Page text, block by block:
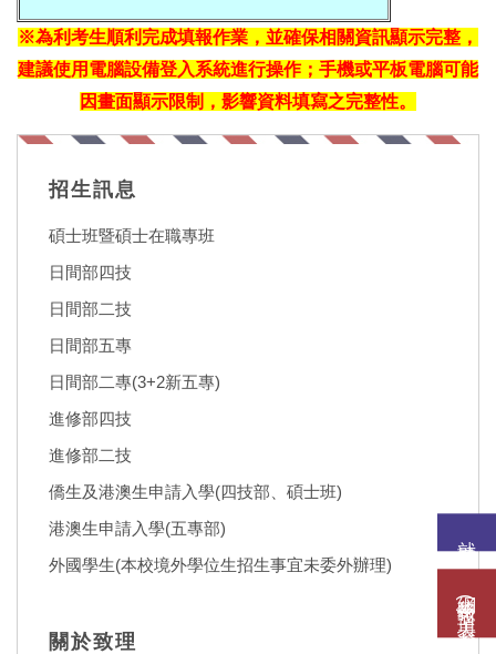
網路報名(填表)系統
※為利考生順利完成填報作業，並確保相關資訊顯示完整，
建議使用電腦設備登入系統進行操作；手機或平板電腦可能
因畫面顯示限制，影響資料填寫之完整性。
招生訊息
碩士班暨碩士在職專班
日間部四技
日間部二技
日間部五專
日間部二專(3+2新五專)
進修部四技
進修部二技
僑生及港澳生申請入學(四技部、碩士班)
港澳生申請入學(五專部)
外國學生(本校境外學位生招生事宜未委外辦理)
關於致理